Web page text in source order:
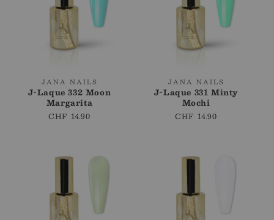
Fournisseur
:
JANA NAILS
J-Laque 332 Moon
Margarita
Prix
CHF 14.90
Fournisseur
:
JANA NAILS
J-Laque 331 Minty
Mochi
Prix
CHF 14.90